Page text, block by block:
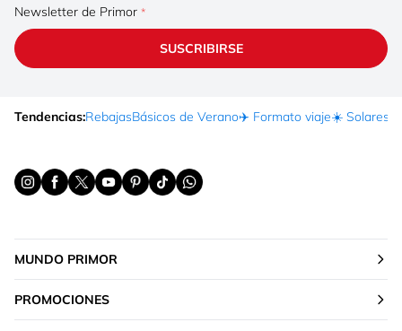
Newsletter de Primor
SUSCRIBIRSE
Tendencias:RebajasBásicos de Verano✈️ Formato viaje☀️ Solares
MUNDO PRIMOR
PROMOCIONES